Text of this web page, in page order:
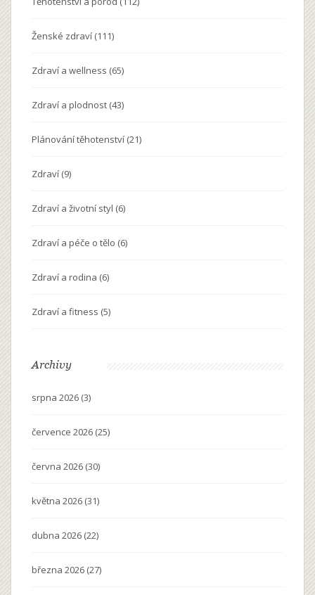
Ženské zdraví (111)
Zdraví a wellness (65)
Zdraví a plodnost (43)
Plánování těhotenství (21)
Zdraví (9)
Zdraví a životní styl (6)
Zdraví a péče o tělo (6)
Zdraví a rodina (6)
Zdraví a fitness (5)
Archivy
srpna 2026 (3)
července 2026 (25)
června 2026 (30)
května 2026 (31)
dubna 2026 (22)
března 2026 (27)